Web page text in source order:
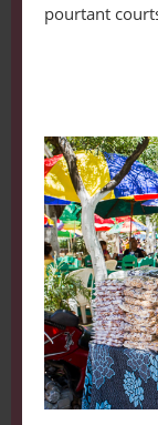
pourtant